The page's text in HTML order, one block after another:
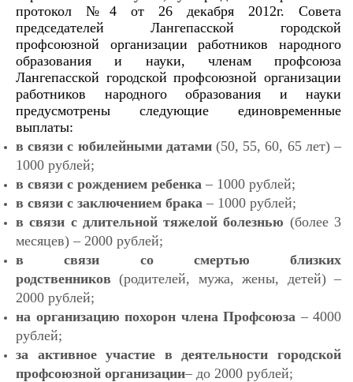
протокол №4 от 26 декабря 2012г. Совета
председателей Лангепасской городской
профсоюзной организации работников народного
образования и науки, членам профсоюза
Лангепасской городской профсоюзной организации
работников народного образования и науки
предусмотрены следующие единовременные
выплаты:
в связи с юбилейными датами(50, 55, 60, 65 лет) –
1000 рублей;
в связи с рождением ребенка – 1000 рублей;
в связи с заключением брака – 1000 рублей;
в связи с длительной тяжелой болезнью (более 3
месяцев) – 2000 рублей;
в связи со смертью близких
родственников (родителей, мужа, жены, детей) –
2000 рублей;
на организацию похорон члена Профсоюза – 4000
рублей;
за активное участие в деятельности городской
профсоюзной организации– до 2000 рублей;